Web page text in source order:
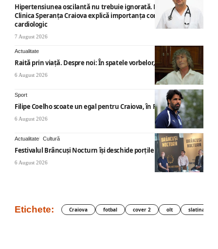
Hipertensiunea oscilantă nu trebuie ignorată. Medicii de la
Clinica Speranța Craiova explică importanța consultului
cardiologic
7 August 2026
Actualitate
Raită prin viață. Despre noi: În spatele vorbelor, „nemicuri”
6 August 2026
Sport
Filipe Coelho scoate un egal pentru Craiova, în Finlanda
6 August 2026
Actualitate Cultură
Festivalul Brâncuși Nocturn își deschide porțile la Târgu Jiu
6 August 2026
Etichete: Craiova fotbal cover 2 olt slatina